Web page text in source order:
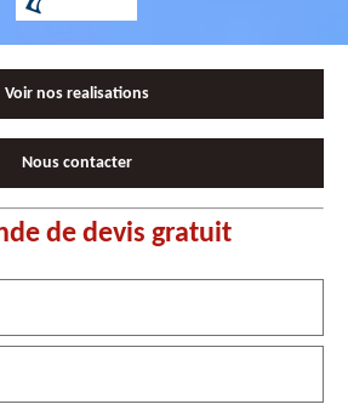
Voir nos realisations
Nous contacter
de devis gratuit